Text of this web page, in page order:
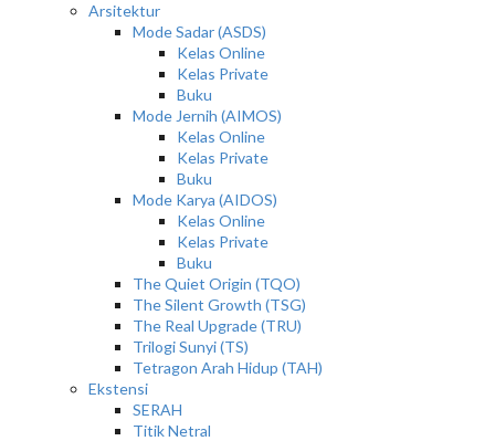
Arsitektur
Mode Sadar (ASDS)
Kelas Online
Kelas Private
Buku
Mode Jernih (AIMOS)
Kelas Online
Kelas Private
Buku
Mode Karya (AIDOS)
Kelas Online
Kelas Private
Buku
The Quiet Origin (TQO)
The Silent Growth (TSG)
The Real Upgrade (TRU)
Trilogi Sunyi (TS)
Tetragon Arah Hidup (TAH)
Ekstensi
SERAH
Titik Netral